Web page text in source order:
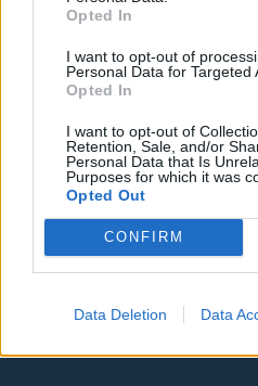
Opted In
I want to opt-out of
Personal Data for Targeted
Opted In
I want to opt-out of
Retention, Sale, and/or
Personal Data that Is
Purposes for which it was
Opted Out
CONFIRM
Data Deletion Data
Some
YouTube
Twitter